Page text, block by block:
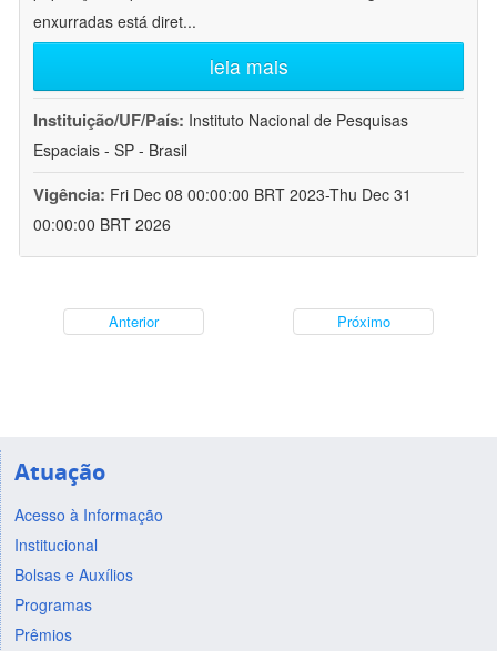
enxurradas está diret...
leia mais
Instituição/UF/País: Instituto Nacional de Pesquisas
Espaciais - SP - Brasil
Vigência: Fri Dec 08 00:00:00 BRT 2023-Thu Dec 31
00:00:00 BRT 2026
Anterior Próximo
Atuação
Acesso à Informação
Institucional
Bolsas e Auxílios
Programas
Prêmios